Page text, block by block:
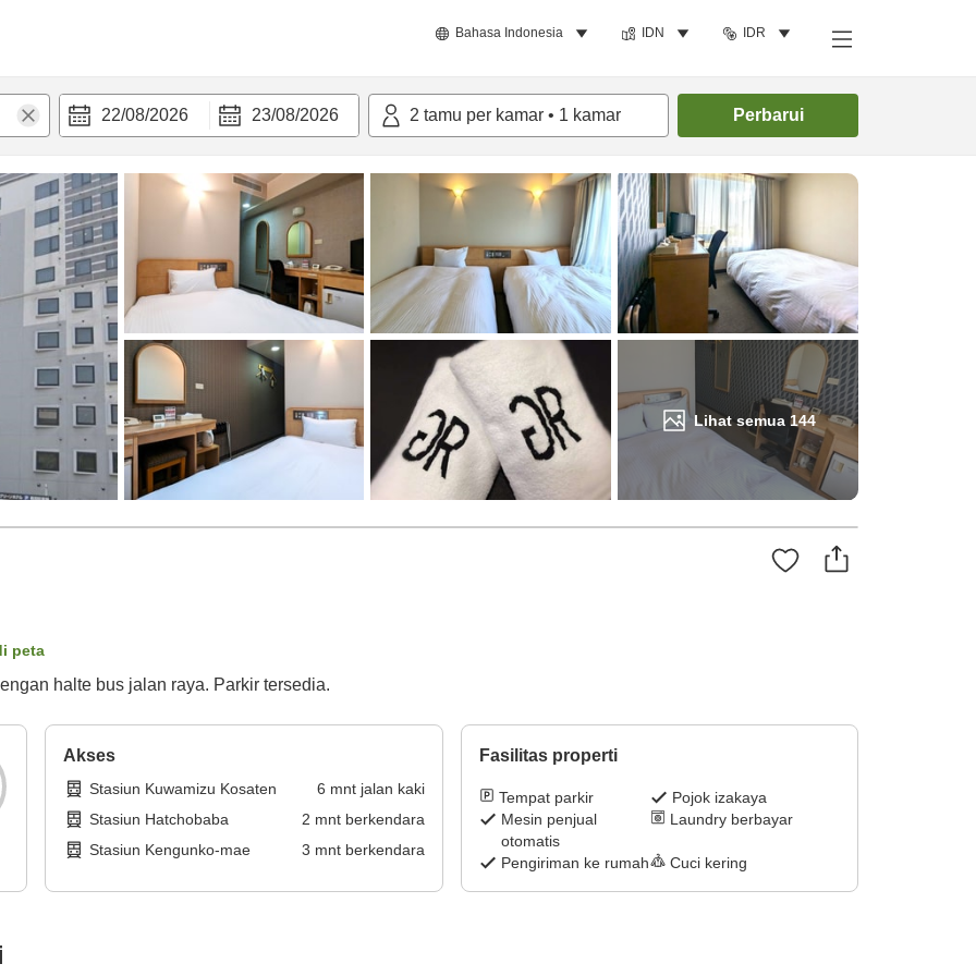
Bahasa Indonesia IDN IDR
22/08/2026 23/08/2026 2 tamu per kamar • 1 kamar Perbarui
Lihat semua 144
Cari kamar
peta
halte bus jalan raya. Parkir tersedia.
Akses
Stasiun Kuwamizu Kosaten 6 mnt jalan kaki
Stasiun Hatchobaba
2 mnt berkendara
Stasiun Kengunko-mae
3 mnt berkendara
Fasilitas properti
Tempat parkir
Pojok izakaya
Mesin penjual
otomatis
Laundry berbayar
Pengiriman ke rumah Cuci kering